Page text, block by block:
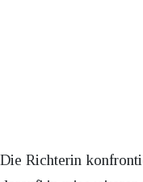
Die Richterin